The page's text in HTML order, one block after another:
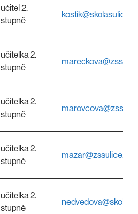
učitel 2.
stupně
učitelka 2.
stupně
učitelka 2.
stupně
učitelka 2.
stupně
mazar@zssulice.cz
učitelka 2.
stupně